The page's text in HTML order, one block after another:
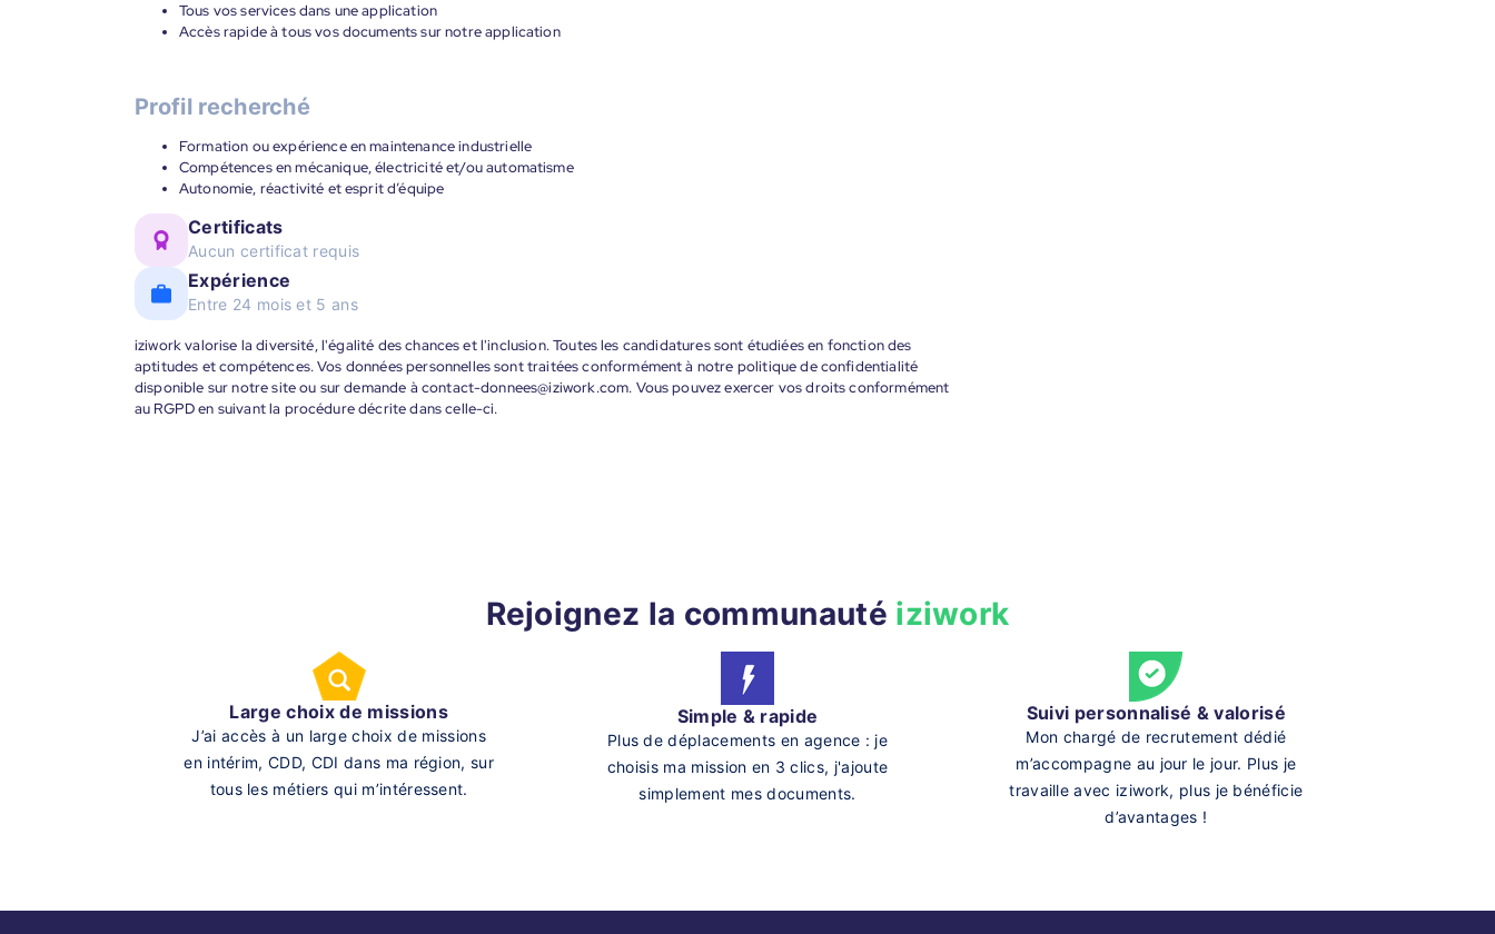
Tous vos services dans une application
Accès rapide à tous vos documents sur notre application
Profil recherché
Formation ou expérience en maintenance industrielle
Compétences en mécanique, électricité et/ou automatisme
Autonomie, réactivité et esprit d’équipe
Certificats
Aucun certificat requis
Expérience
Entre 24 mois et 5 ans
iziwork valorise la diversité, l'égalité des chances et l'inclusion. Toutes les candidatures sont étudiées en fonction des
aptitudes et compétences. Vos données personnelles sont traitées conformément à notre politique de confidentialité
disponible sur notre site ou sur demande à contact-donnees@iziwork.com. Vous pouvez exercer vos droits conformément
au RGPD en suivant la procédure décrite dans celle-ci.
Rejoignez la communauté iziwork
Large choix de missions
J’ai accès à un large choix de missions
en intérim, CDD, CDI dans ma région, sur
tous les métiers qui m’intéressent.
Simple & rapide
Plus de déplacements en agence : je
choisis ma mission en 3 clics, j'ajoute
simplement mes documents.
Suivi personnalisé & valorisé
Mon chargé de recrutement dédié
m’accompagne au jour le jour. Plus je
travaille avec iziwork, plus je bénéficie
d’avantages !